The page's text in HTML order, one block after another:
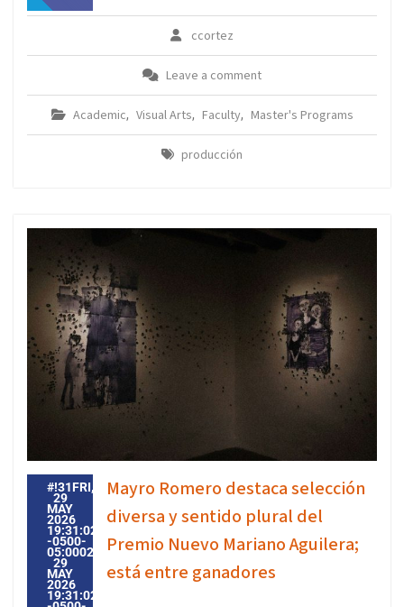
ccortez
Leave a comment
Academic, Visual Arts, Faculty, Master's Programs
producción
#!31FRI,
29
MAY
2026
19:31:02
-0500-
05:000231#31FRI,
29
MAY
2026
19:31:02
Mayro Romero destaca selección
diversa y sentido plural del
Premio Nuevo Mariano Aguilera;
está entre ganadores